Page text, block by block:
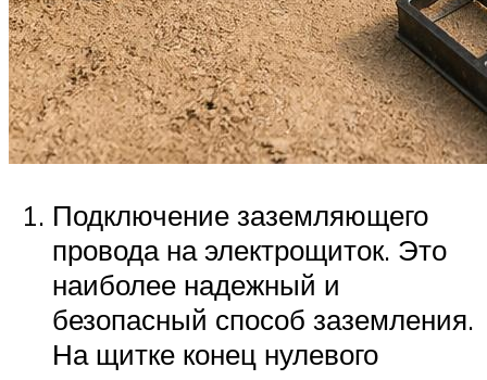
Подключение заземляющего
провода на электрощиток. Это
наиболее надежный и
безопасный способ заземления.
На щитке конец нулевого